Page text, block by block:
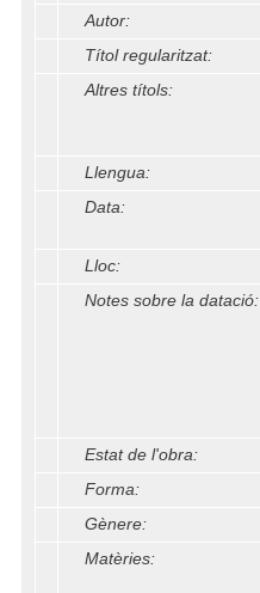
Autor:
Títol regularitzat:
Altres títols:
Llengua:
Data:
Lloc:
Notes sobre la datació:
Estat de l'obra:
Forma:
Gènere:
Matèries: